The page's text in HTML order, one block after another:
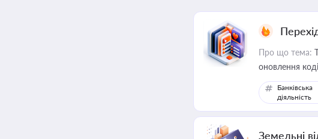
Про що тема:
оновлення
Банківська
діяльність
Земельні